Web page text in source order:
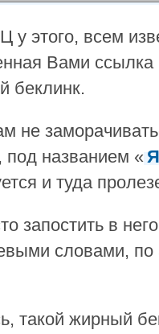
этого, всем
Вами
беклинк.
не
названием «
и туда
запостить в
словами, по
такой жирный